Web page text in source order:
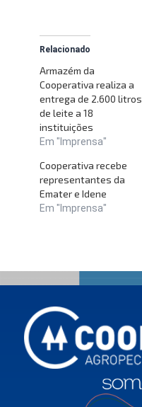
Relacionado
Armazém da
Cooperativa realiza a
entrega de 2.600 litros
de leite a 18
instituições
Em "Imprensa"
Cooperativa recebe
representantes da
Emater e Idene
Em "Imprensa"